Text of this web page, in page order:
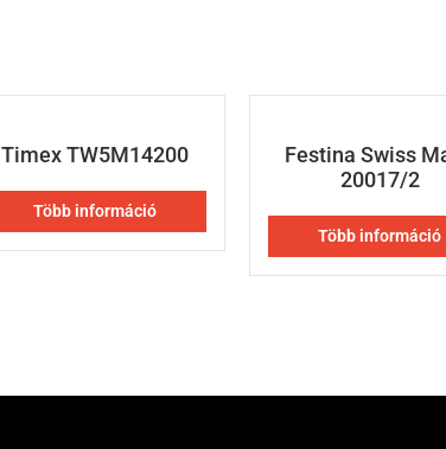
Timex TW5M14200
Több információ
Festina Swiss
20017/2
Több információ